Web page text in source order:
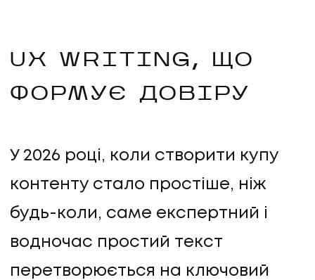
UX WRITING, ЩО
ФОРМУЄ ДОВІРУ
У 2026 році, коли створити купу
контенту стало простіше, ніж
будь-коли, саме експертний і
водночас простий текст
перетворюється на ключовий